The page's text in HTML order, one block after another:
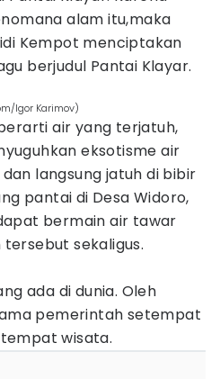
alam itu,maka
Kempot menciptakan
berjudul Pantai Klayar.
Igor Karimov)
air yang terjatuh,
eksotisme air
langsung jatuh di bibir
pantai di Desa Widoro,
bermain air tawar
sekaligus.
ada di dunia. Oleh
pemerintah setempat
wisata.